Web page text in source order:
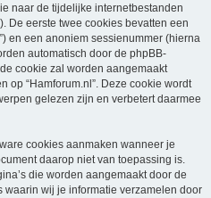
naar de tijdelijke internetbestanden
De eerste twee cookies bevatten een
en een anoniem sessienummer (hierna
automatisch door de phpBB-
cookie zal worden aangemaakt
op “Hamforum.nl”. Deze cookie wordt
gelezen zijn en verbetert daarmee
cookies aanmaken wanneer je
daarop niet van toepassing is.
die worden aangemaakt door de
waarin wij je informatie verzamelen door